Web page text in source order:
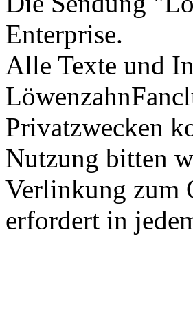
Enterprise.
Alle Texte und
Privatzwecken
Nutzung bitten
Verlinkung zum
erfordert in